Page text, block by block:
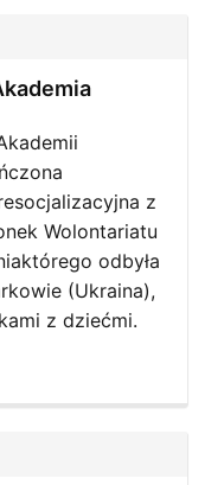
z
Wolontariatu
odbyła
(Ukraina),
z dziećmi.